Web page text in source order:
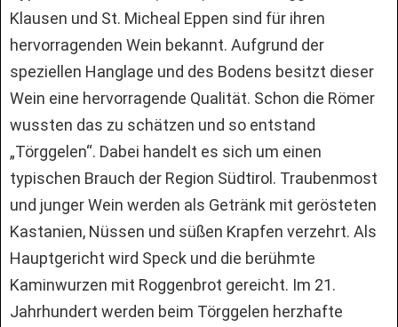
Klausen und St. Micheal Eppen sind für ihren
hervorragenden Wein bekannt. Aufgrund der
speziellen Hanglage und des Bodens besitzt dieser
Wein eine hervorragende Qualität. Schon die Römer
wussten das zu schätzen und so entstand
„Törggelen“. Dabei handelt es sich um einen
typischen Brauch der Region Südtirol. Traubenmost
und junger Wein werden als Getränk mit gerösteten
Kastanien, Nüssen und süßen Krapfen verzehrt. Als
Hauptgericht wird Speck und die berühmte
Kaminwurzen mit Roggenbrot gereicht. Im 21.
Jahrhundert werden beim Törggelen herzhafte